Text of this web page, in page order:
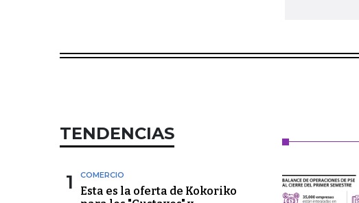
TENDENCIAS
1 COMERCIO
Esta es la oferta de Kokoriko